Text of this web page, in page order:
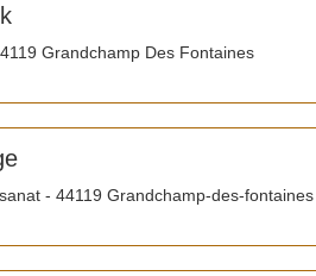
Grandchamp Des Fontaines
- 44119 Grandchamp-des-fontaines